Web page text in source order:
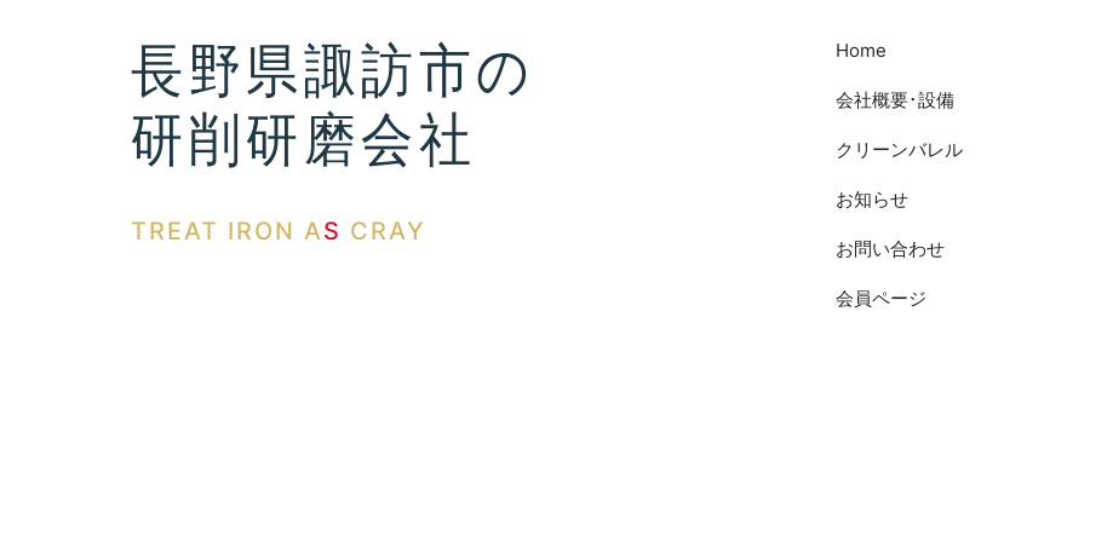
長野県諏訪市の
研削研磨会社
TREAT IRON AS CRAY
Home
会社概要･設備
クリーンバレル
お知らせ
お問い合わせ
会員ページ